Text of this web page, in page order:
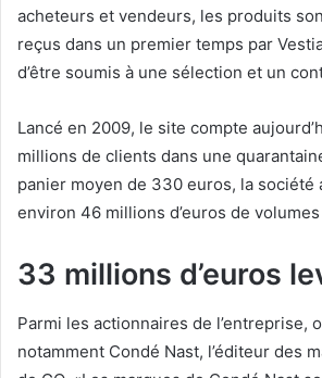
acheteurs et vendeurs, les produits
reçus dans un premier temps par
d’être soumis à une sélection et un
Lancé en 2009, le site compte
millions de clients dans une
panier moyen de 330 euros, la société
environ 46 millions d’euros de volumes
33 millions d’euros
Parmi les actionnaires de l’entreprise,
notamment Condé Nast, l’éditeur des